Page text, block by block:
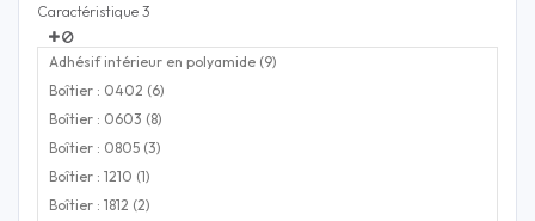
Tolérance : ±0.5% (1)
Tolérance : ±0.25pF (1)
Tolérance : ±1% (34)
Tolérance : ±2% (1)
Tolérance : ±5% (31)
Tolérance : ±10% (20)
Tolérance : ± 10% (1)
Tolérance : ±20% (54)
Caractéristique 3
Adhésif intérieur en polyamide (9)
Boîtier : 0402 (6)
Boîtier : 0603 (8)
Boîtier : 0805 (3)
Boîtier : 1210 (1)
Boîtier : 1812 (2)